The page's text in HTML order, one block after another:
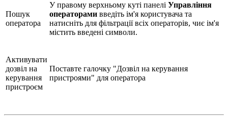
Пошук
оператора
У правому верхньому куті панелі Управління
операторами введіть ім'я користувача та
натисніть для фільтрації всіх операторів, чиє ім'я
містить введені символи.
Активувати
дозвіл на
керування
пристроєм
Поставте галочку "Дозвіл на керування
пристроями" для оператора